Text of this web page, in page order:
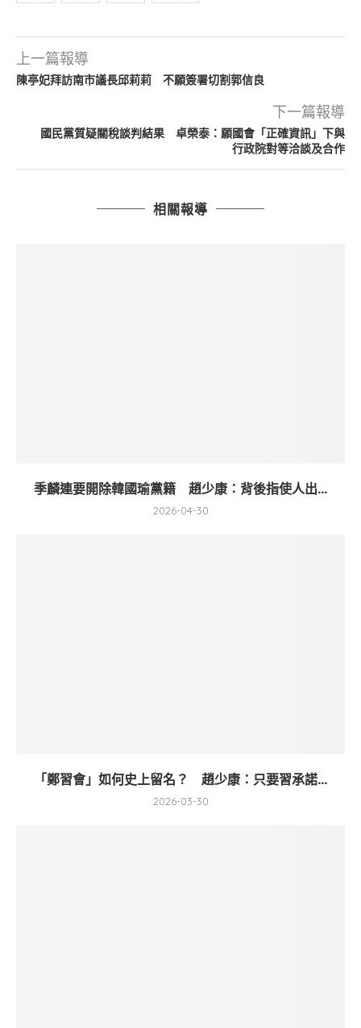
上一篇報導
陳亭妃拜訪南市議長邱莉莉 不願簽署切割郭信良
下一篇報導
國民黨質疑關稅談判結果 卓榮泰：願國會「正確資訊」下與
行政院對等洽談及合作
相關報導
季麟連要開除韓國瑜黨籍 趙少康：背後指使人出...
2026-04-30
「鄭習會」如何史上留名？ 趙少康：只要習承諾...
2026-03-30